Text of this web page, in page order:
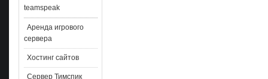
teamspeak
Аренда игрового
сервера
Хостинг сайтов
Сервер Тимспик